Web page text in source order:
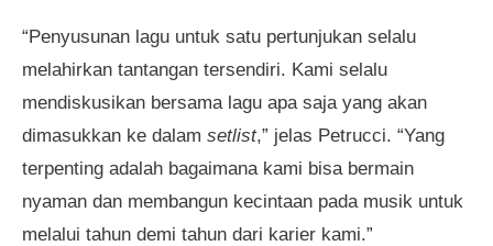
“Penyusunan lagu untuk satu pertunjukan selalu
melahirkan tantangan tersendiri. Kami selalu
mendiskusikan bersama lagu apa saja yang akan
dimasukkan ke dalam setlist,” jelas Petrucci. “Yang
terpenting adalah bagaimana kami bisa bermain
nyaman dan membangun kecintaan pada musik untuk
melalui tahun demi tahun dari karier kami.”